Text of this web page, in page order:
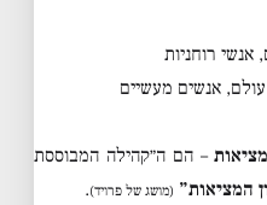
רוחניות
אנשים מעשיים
– הם ה״קהילה המבוססת
המציאות” (מושג של פרויד).